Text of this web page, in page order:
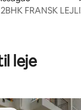
FRANSK
leje